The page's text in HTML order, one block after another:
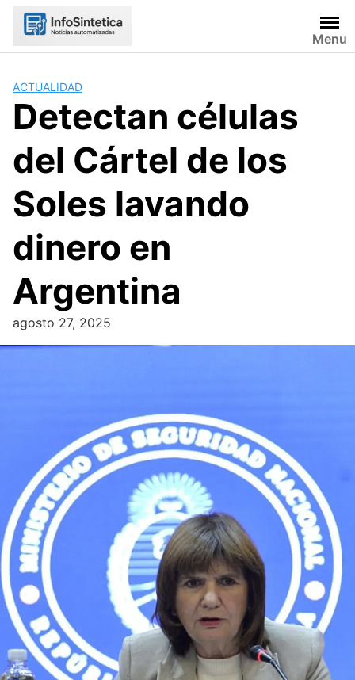
Skip
Menu
ACTUALIDAD
Detectan células
del Cártel de los
Soles lavando
dinero en
Argentina
agosto 27, 2025